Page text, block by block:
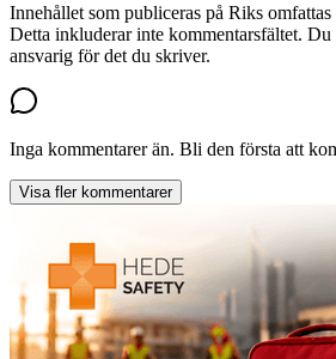
Innehållet som publiceras på Riks
Detta inkluderar inte kommentarsfältet.
ansvarig för det du skriver.
Inga kommentarer än. Bli den första att
Visa fler kommentarer